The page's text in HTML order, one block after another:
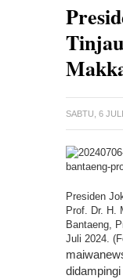
SABTU, 6
Presiden
Prof. Dr. H.
Bantaeng,
Juli 2024.